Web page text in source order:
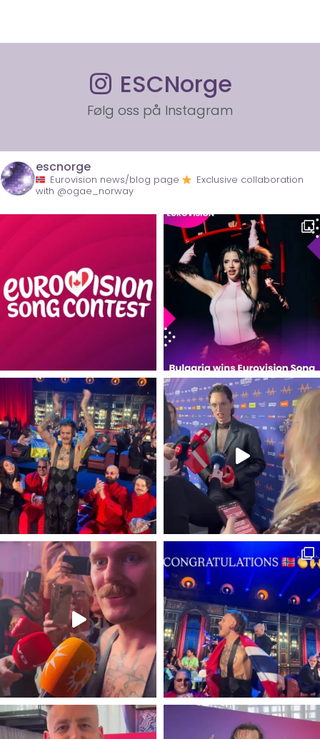
ESCNorge
Følg oss på Instagram
escnorge
Eurovision news/blog page
Exclusive collaboration
with @ogae_norway